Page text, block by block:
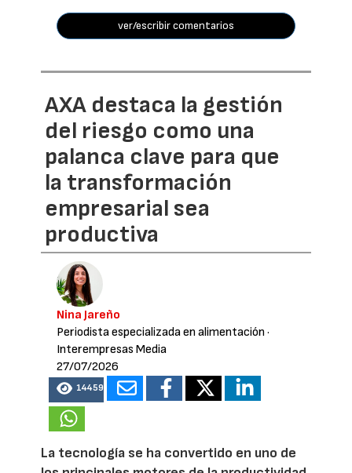
ver/escribir comentarios
AXA destaca la gestión
del riesgo como una
palanca clave para que
la transformación
empresarial sea
productiva
Nina Jareño
Periodista especializada en alimentación ·
Interempresas Media
27/07/2026
14459
La tecnología se ha convertido en uno de